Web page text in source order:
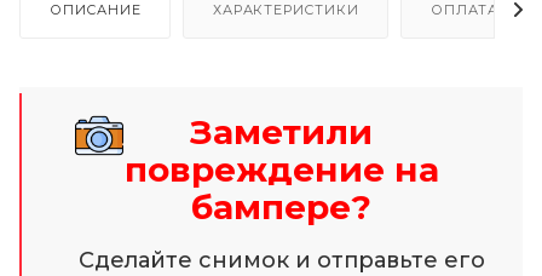
ОПИСАНИЕ ХАРАКТЕРИСТИКИ ОПЛАТА И
Заметили
повреждение на
бампере?
Сделайте снимок и отправьте его